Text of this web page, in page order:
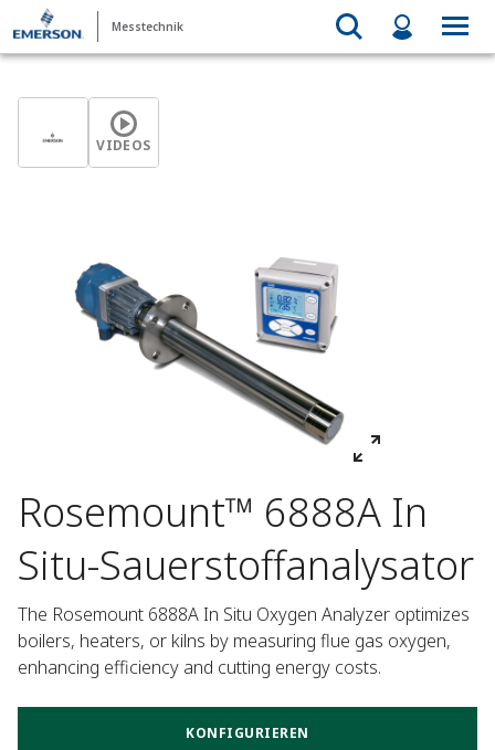
Messtechnik
VIDEOS
Rosemount™ 6888A In
Situ-Sauerstoffanalysator
The Rosemount 6888A In Situ Oxygen Analyzer optimizes
boilers, heaters, or kilns by measuring flue gas oxygen,
enhancing efficiency and cutting energy costs.
KONFIGURIEREN